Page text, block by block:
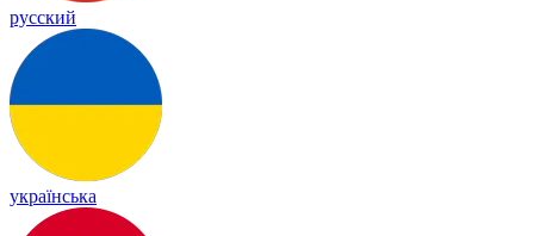
русский
українська